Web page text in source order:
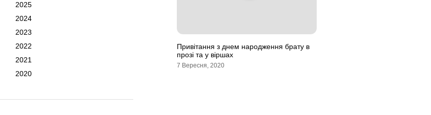
2025
2024
2023
2022
2021
2020
Привітання з днем народження брату в
прозі та у віршах
7 Вересня, 2020